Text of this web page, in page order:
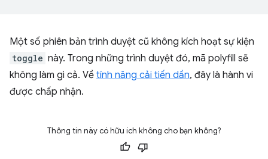
Một số phiên bản trình duyệt cũ không kích hoạt sự kiện
toggle này. Trong những trình duyệt đó, mã polyfill sẽ
không làm gì cả. Về tính năng cải tiến dần, đây là hành vi
được chấp nhận.
Thông tin này có hữu ích không cho bạn không?